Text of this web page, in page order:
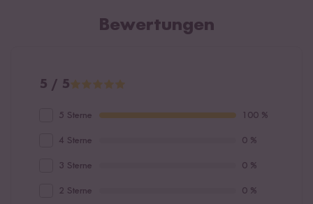
Bewertungen
5 / 5
5 Sterne 100 %
4 Sterne 0 %
3 Sterne 0 %
2 Sterne 0 %